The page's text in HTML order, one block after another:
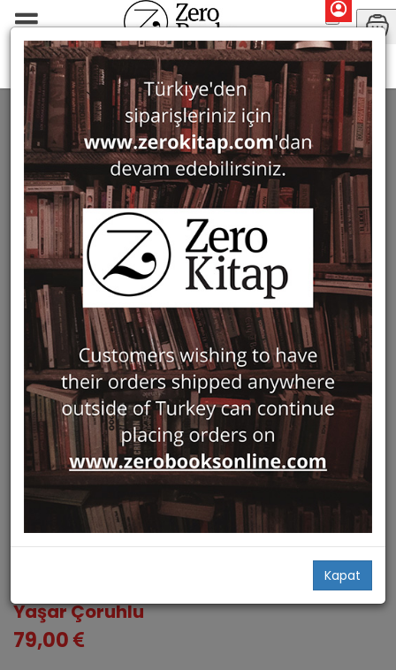
Kapat
Monographs History
Yaşar Çoruhlu
79,00